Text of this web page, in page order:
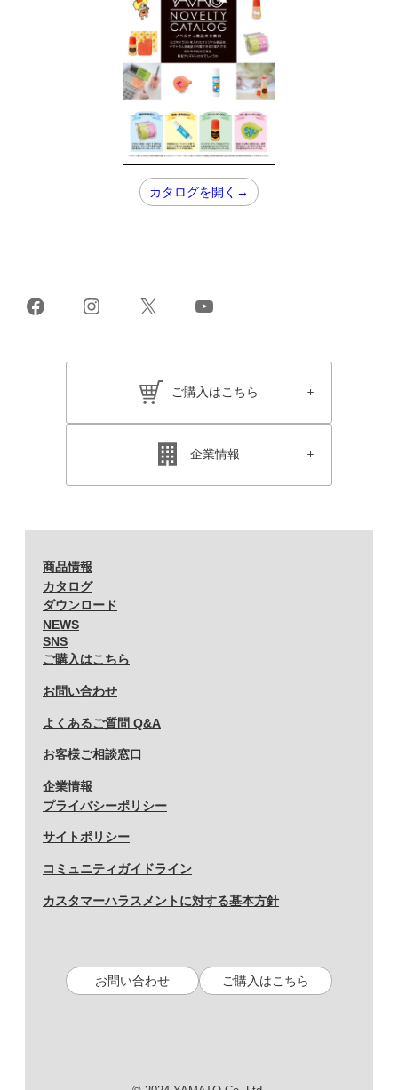
カタログを開く→
FacebookInstagram
X YouTube
ご購入はこちら
企業情報
商品情報
カタログ
ダウンロード
NEWS
SNS
ご購入はこちら
お問い合わせ
よくあるご質問 Q&A
お客様ご相談窓口
企業情報
プライバシーポリシー
サイトポリシー
コミュニティガイドライン
カスタマーハラスメントに対する基本方針
お問い合わせ ご購入はこちら